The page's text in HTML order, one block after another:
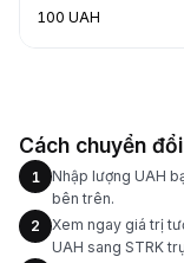
100 UAH
Cách chuyển
1
Nhập lượng UAH
bên trên.
2
Xem ngay giá trị
UAH sang STRK